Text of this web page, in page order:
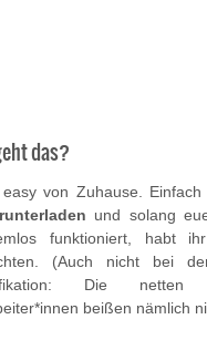
das?
von Zuhause. Einfach
und solang
funktioniert, habt
(Auch nicht bei
Die netten
beißen nämlich